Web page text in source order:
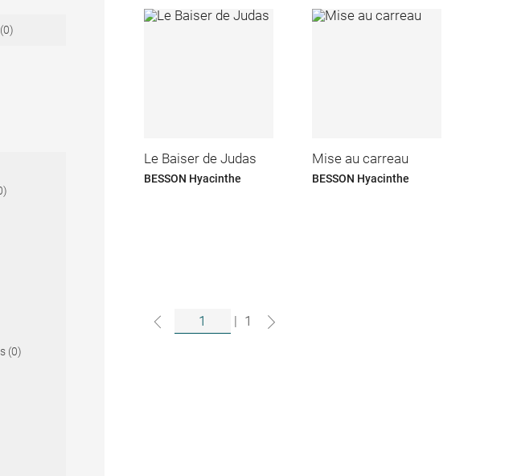
(0)
Le Baiser de Judas
BESSON Hyacinthe
Mise au carreau
BESSON Hyacinthe
| 1